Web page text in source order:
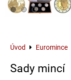
Úvod Euromince
Sady mincí